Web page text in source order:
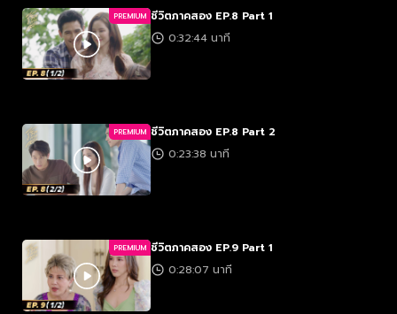
PREMIUM ชีวิตภาคสอง EP.8 Part 1
0:32:44 นาที
PREMIUM ชีวิตภาคสอง EP.8 Part 2
0:23:38 นาที
PREMIUM ชีวิตภาคสอง EP.9 Part 1
0:28:07 นาที